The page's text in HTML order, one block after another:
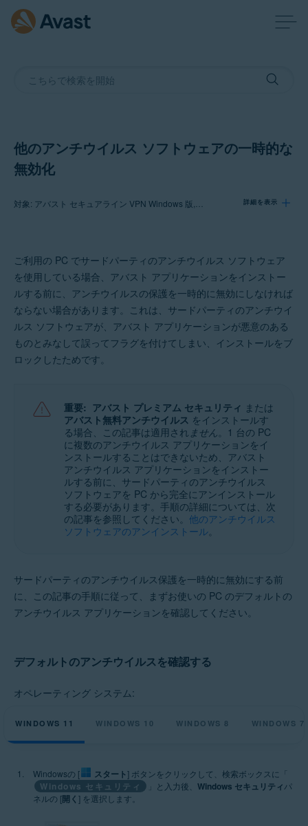
他のアンチウイルス ソフトウェアの一時的な
無効化
詳細を表示
アバスト セキュアライン VPN 5.x Windows 版
アバスト ブリーチガード 22.x Windows 版
アバスト クリーンアップ プレミアム 22.x Windows 版
アバスト ドライバ アップデーター 22 x Windows 版
オペレーティング システム:
ト
Microsoft Windows 8.1 / Pro / Enterprise - 32 / 64 ビット
Microsoft Windows 8 / Pro / Enterprise - 32 / 64 ビット
Microsoft Windows 7 Home Basic / Home Premium / Professional /
Enterprise / Ultimate - Service Pack 2、32 / 64 ビット
ご利用の PC でサードパーティのアンチウイルス ソフトウェア
を使用している場合、アバスト アプリケーションをインストー
ルする前に、アンチウイルスの保護を一時的に無効にしなければ
ならない場合があります。これは、サードパーティのアンチウイ
ルス ソフトウェアが、アバスト アプリケーションが悪意のある
ものとみなして誤ってフラグを付けてしまい、インストールをブ
ロックしたためです。
重要: アバスト プレミアム セキュリティ または
アバスト無料アンチウイルス をインストールす
る場合、この記事は適用され ません。1 台の PC
に複数のアンチウイルス アプリケーションをイ
ンストールすることはできないため、アバスト
アンチウイルス アプリケーションをインストー
ルする前に、サードパーティのアンチウイルス
ソフトウェアを PC から完全にアンインストール
する必要があります。手順の詳細については、次
の記事を参照してください。 他のアンチウイルス
ソフトウェアのアンインストール。
サードパーティのアンチウイルス保護を一時的に無効にする前
に、この記事の手順に従って、まずお使いの PC のデフォルトの
アンチウイルス アプリケーションを確認してください。
デフォルトのアンチウイルスを確認する
オペレーティング システム:
WINDOWS 11 WINDOWS 10 WINDOWS 8 WINDOWS 7
Windowsの [ スタート] ボタンをクリックして、検索ボックスに「
Windows セキュリティ 」と入力後、 Windows セキュリティパ
ネルの [開く ] を選択します。